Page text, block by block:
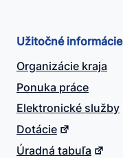
Užitočné informácie
Organizácie kraja
Ponuka práce
Elektronické služby
Dotácie
Úradná tabuľa